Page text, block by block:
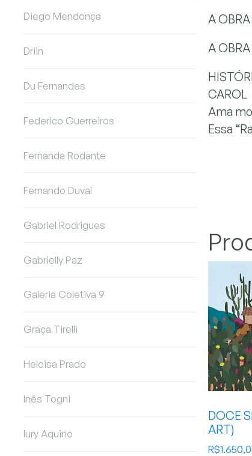
Diego Mendonça
Driin
Du Fernandes
Federico Guerreiros
Fernanda Rodante
Fernando Duval
Gabriel Rodrigues
Gabrielly Paz
Galeria Coletiva 9
Graça Tirelli
Heloisa Prado
Inês Togni
Iury Aquino
A
A
CAROL
Ama
Essa
DOCE
ART)
R$